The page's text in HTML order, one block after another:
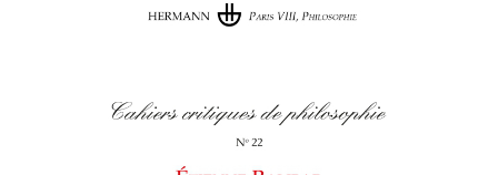
Cahiers critiques de philosophie